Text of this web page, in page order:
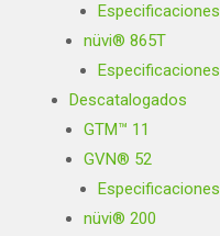
Especificaciones
nüvi® 865T
Especificaciones
Descatalogados
GTM™ 11
GVN® 52
Especificaciones
nüvi® 200